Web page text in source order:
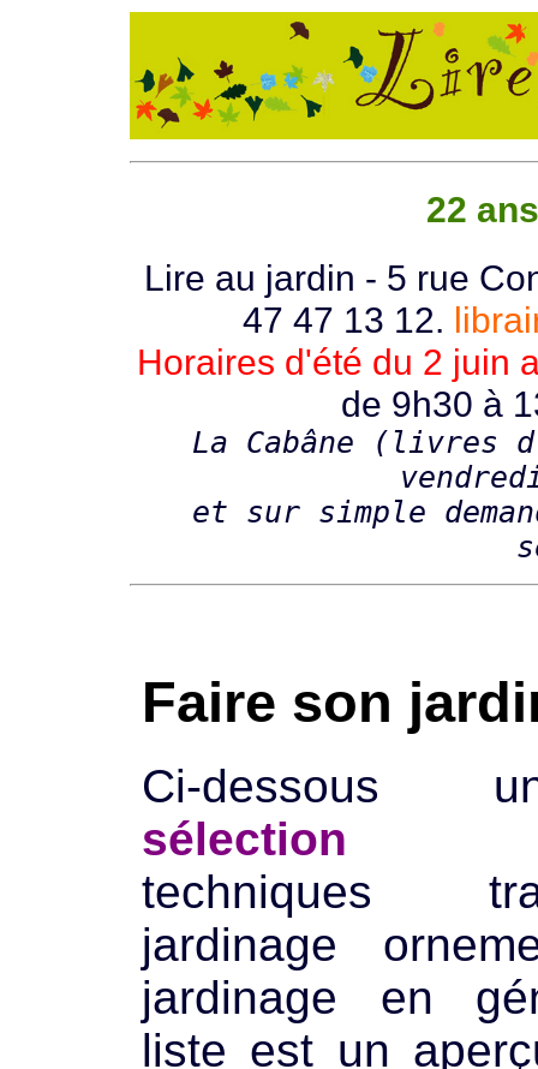
22
Lire au jardin - 5 rue
47 47 13 12.
Horaires d'été du 2 juin
de 9h30 à
La Cabâne (livres
et sur simple
Faire son
Ci-dessous
sélection
techniques
jardinage
jardinage en
liste est un